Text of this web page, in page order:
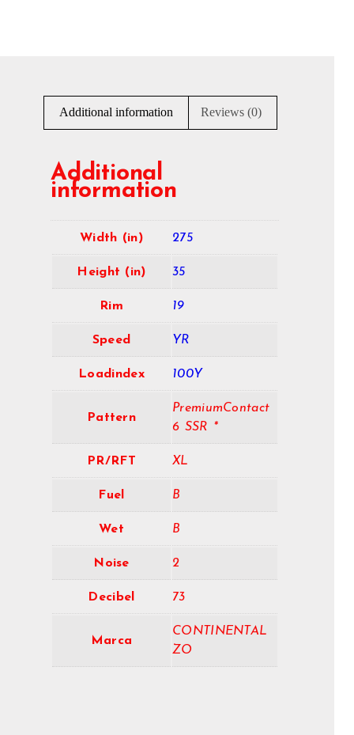
Additional information Reviews (0)
Additional
information
Width (in) 275
Height (in) 35
Rim 19
Speed YR
Loadindex 100Y
Pattern
PremiumContact
6 SSR *
PR/RFT XL
Fuel B
Wet B
Noise 2
Decibel 73
Marca
CONTINENTAL
ZO